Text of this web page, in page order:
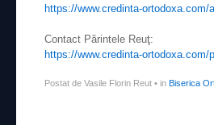
https://www.credinta-ortodoxa.com/
Contact Părintele Reuţ:
https://www.credinta-ortodoxa.com/
Postat de Vasile Florin Reut • in Biserica